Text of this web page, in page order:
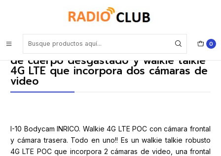
0
La bodycam Inrico I10 es una cámara de cuerpo desgastado y
walkie talkie 4G LTE que incorpora dos cámaras de video
La bodycam Inrico I10 es una cámara
de cuerpo desgastado y walkie talkie
4G LTE que incorpora dos cámaras de
video
I-10 Bodycam INRICO. Walkie 4G LTE POC con cámara frontal
y cámara trasera. Todo en uno!! Es un walkie talkie robusto
4G LTE POC que incorpora 2 cámaras de video, una frontal